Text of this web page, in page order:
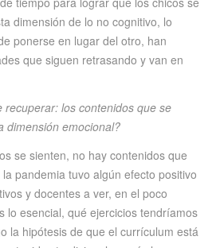
dimensión de lo no cognitivo, lo
ponerse en lugar del otro, han
que siguen retrasando y van en
los contenidos que se
dimensión emocional?
se sienten, no hay contenidos que
pandemia tuvo algún efecto positivo
y docentes a ver, en el poco
lo esencial, qué ejercicios tendríamos
la hipótesis de que el currículum está